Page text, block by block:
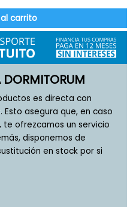
carrito
es directa con
asegura que, en caso
te ofrezcamos un servicio
disponemos de
en stock por si